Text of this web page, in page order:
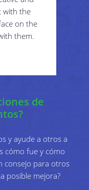
with the
on the
them.
de
y ayude a otros a
cómo fue y cómo
consejo para otros
posible mejora?